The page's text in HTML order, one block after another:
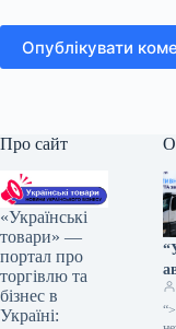
Опублікувати
Про сайт
«Українські
товари» —
портал про
торгівлю та
бізнес в
Україні: